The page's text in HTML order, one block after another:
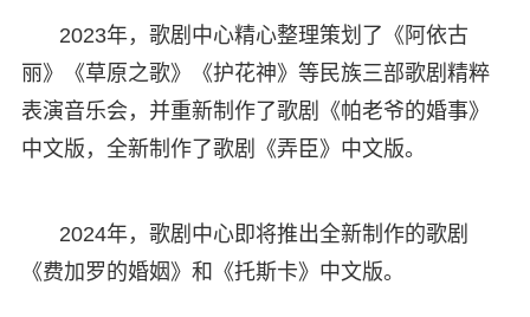
2023年，歌剧中心精心整理策划了《阿依古
丽》《草原之歌》《护花神》等民族三部歌剧精粹
表演音乐会，并重新制作了歌剧《帕老爷的婚事》
中文版，全新制作了歌剧《弄臣》中文版。
2024年，歌剧中心即将推出全新制作的歌剧
《费加罗的婚姻》和《托斯卡》中文版。